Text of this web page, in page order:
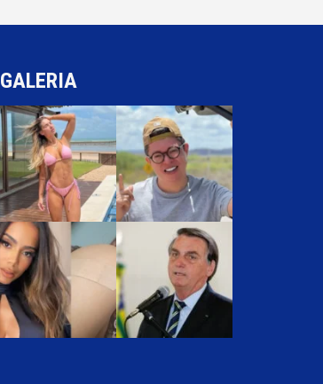
GALERIA